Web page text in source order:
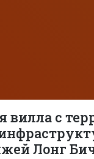
вилла с
Лонг